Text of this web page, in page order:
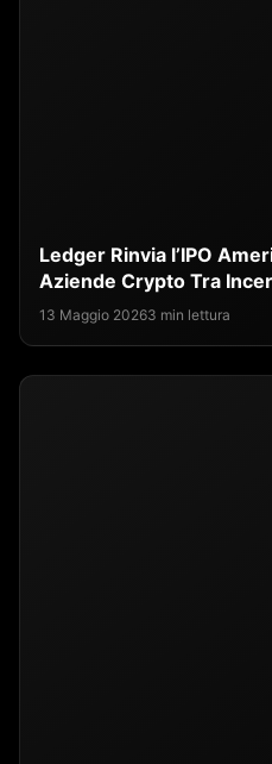
Ledger Rinvia l’IPO
Aziende Crypto Tra
13 Maggio 20263 min lettura